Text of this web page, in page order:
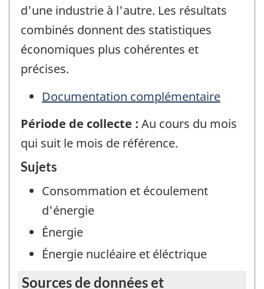
d'une industrie à l'autre. Les résultats
combinés donnent des statistiques
économiques plus cohérentes et
précises.
Documentation complémentaire
Période de collecte : Au cours du mois
qui suit le mois de référence.
Sujets
Consommation et écoulement
d'énergie
Énergie
Énergie nucléaire et éléctrique
Sources de données et